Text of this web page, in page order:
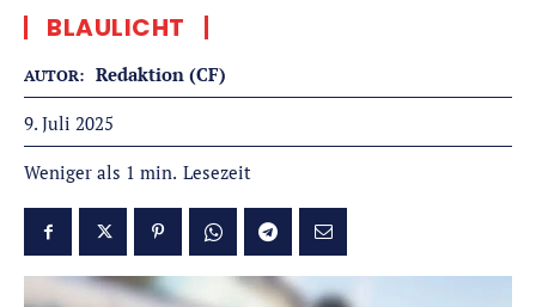
BLAULICHT
AUTOR: Redaktion (CF)
9. Juli 2025
Weniger als 1 min. Lesezeit